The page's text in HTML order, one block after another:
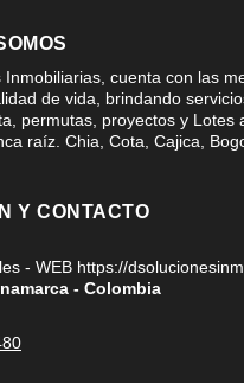
Inmobiliarias, cuenta con las
de vida, brindando
permutas, proyectos y Lotes
raíz. Chia, Cota, Cajica,
Y CONTACTO
- WEB https://
- Colombia